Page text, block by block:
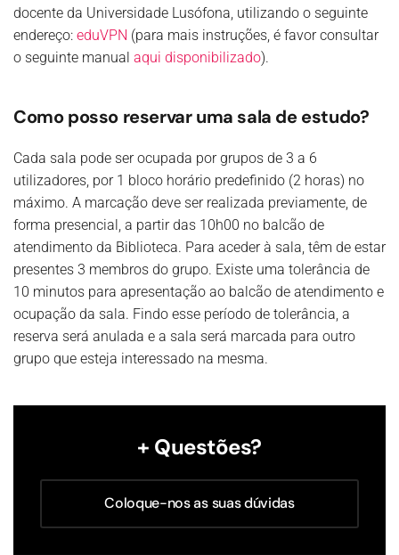
docente da Universidade Lusófona, utilizando o seguinte
endereço: eduVPN (para mais instruções, é favor consultar
o seguinte manual aqui disponibilizado).
Como posso reservar uma sala de estudo?
Cada sala pode ser ocupada por grupos de 3 a 6
utilizadores, por 1 bloco horário predefinido (2 horas) no
máximo. A marcação deve ser realizada previamente, de
forma presencial, a partir das 10h00 no balcão de
atendimento da Biblioteca. Para aceder à sala, têm de estar
presentes 3 membros do grupo. Existe uma tolerância de
10 minutos para apresentação ao balcão de atendimento e
ocupação da sala. Findo esse período de tolerância, a
reserva será anulada e a sala será marcada para outro
grupo que esteja interessado na mesma.
+ Questões?
Coloque-nos as suas dúvidas